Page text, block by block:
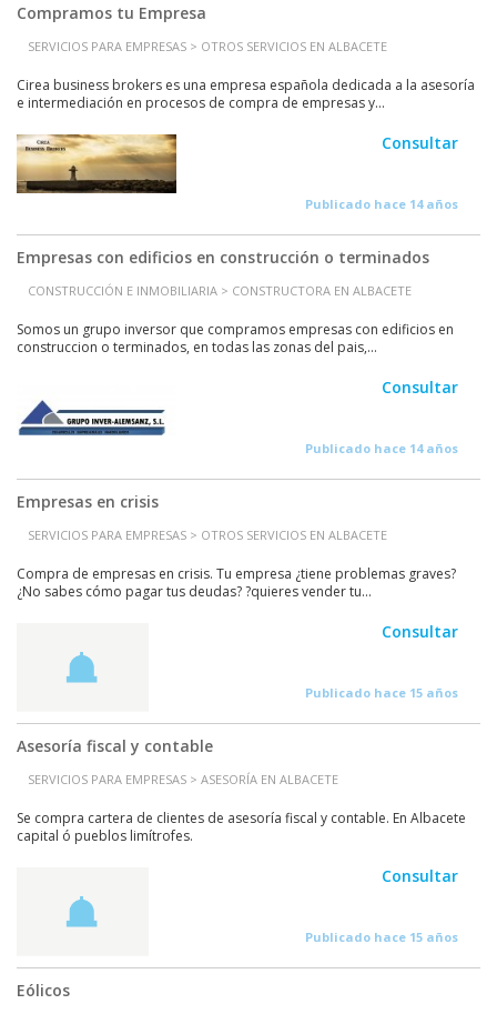
Compramos tu Empresa
SERVICIOS PARA EMPRESAS > OTROS SERVICIOS EN ALBACETE
Cirea business brokers es una empresa española dedicada a la asesoría
e intermediación en procesos de compra de empresas y...
Consultar
Publicado hace 14 años
Empresas con edificios en construcción o terminados
CONSTRUCCIÓN E INMOBILIARIA > CONSTRUCTORA EN ALBACETE
Somos un grupo inversor que compramos empresas con edificios en
construccion o terminados, en todas las zonas del pais,...
Consultar
Publicado hace 14 años
Empresas en crisis
SERVICIOS PARA EMPRESAS > OTROS SERVICIOS EN ALBACETE
Compra de empresas en crisis. Tu empresa ¿tiene problemas graves?
¿No sabes cómo pagar tus deudas? ?quieres vender tu...
Consultar
Publicado hace 15 años
Asesoría fiscal y contable
SERVICIOS PARA EMPRESAS > ASESORÍA EN ALBACETE
Se compra cartera de clientes de asesoría fiscal y contable. En Albacete
capital ó pueblos limítrofes.
Consultar
Publicado hace 15 años
Eólicos